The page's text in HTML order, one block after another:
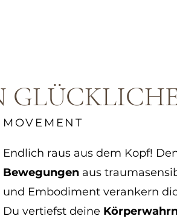
MOVEMENT
Endlich raus aus dem Kopf!
Bewegungen aus
und Embodiment verankern
Du vertiefst deine